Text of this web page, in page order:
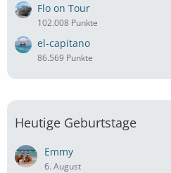
Flo on Tour
102.008 Punkte
el-capitano
86.569 Punkte
Heutige Geburtstage
Emmy
6. August